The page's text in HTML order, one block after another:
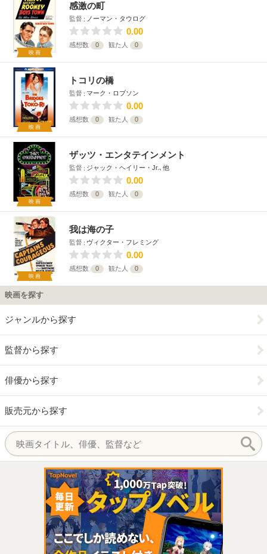
映画
感激の町
監督 ノーマン・タウログ
0.00
感想数 0 観た人 0
映画
トコリの橋
監督 マーク・ロブソン
0.00
感想数 0 観た人 0
映画
ザッツ・エンタテインメント
監督 ジャック・ヘイリー・Jr.､他
0.00
感想数 0 観た人 0
映画
我は海の子
監督 ヴィクター・フレミング
0.00
感想数 0 観た人 0
映画を探す
ジャンルから探す
監督から探す
俳優から探す
販売元から探す